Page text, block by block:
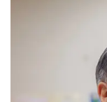
-健康診断について
実施曜日・時間は
す。TEL:072-460-